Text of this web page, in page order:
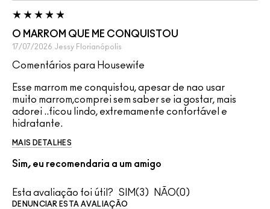
O MARROM QUE ME CONQUISTOU
17/07/2026 Jessy Florianópolis
Comentários para Housewife
Esse marrom me conquistou, apesar de nao usar
muito marrom,comprei sem saber se ia gostar, mais
adorei ..ficou lindo, extremamente confortável e
hidratante.
MAIS DETALHES
Sim, eu recomendaria a um amigo
Esta avaliação foi útil? 3 0
DENUNCIAR ESTA AVALIAÇÃO